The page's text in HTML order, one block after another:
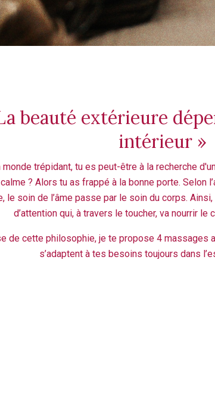
beauté extérieure
intérieur »
monde trépidant, tu es peut-être à la recherche
? Alors tu as frappé à la bonne porte. Selon
le soin de l’âme passe par le soin du corps.
d’attention qui, à travers le toucher, va nourrir le
de cette philosophie, je te propose 4 massages
s’adaptent à tes besoins toujours dans